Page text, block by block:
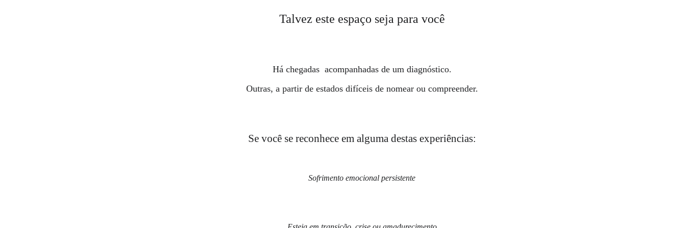
Talvez este espaço seja para você
Há chegadas  acompanhadas de um diagnóstico.
Outras, a partir de estados difíceis de nomear ou compreender.
Se você se reconhece em alguma destas experiências:
Sofrimento emocional persistente